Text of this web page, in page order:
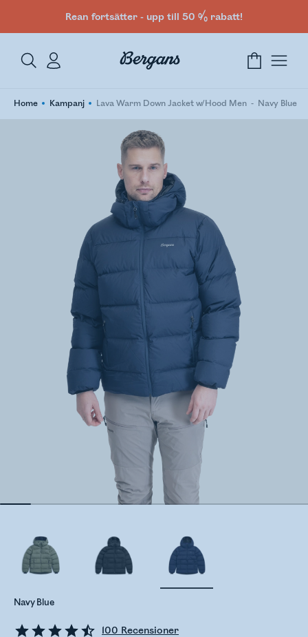
Rean fortsätter - upp till 50 % rabatt!
Home Kampanj Lava Warm Down Jacket w/Hood Men Navy Blue
100 Recensioner
Navy Blue